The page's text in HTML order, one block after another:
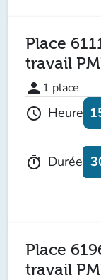
Place
travail
person 1 place
schedule Heure
timer Durée
Place
travail